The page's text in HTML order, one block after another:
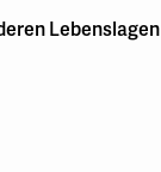
Lebenslagen